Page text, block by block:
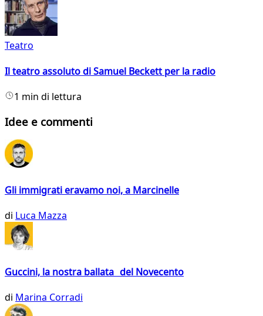
Teatro
Il teatro assoluto di Samuel Beckett per la radio
1 min di lettura
Idee e commenti
Gli immigrati eravamo noi, a Marcinelle
di Luca Mazza
Guccini, la nostra ballata del Novecento
di Marina Corradi